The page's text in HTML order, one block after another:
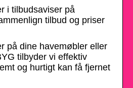
i tilbudsaviser på
tilbud og priser
på dine havemøbler eller
tilbyder vi effektiv
og hurtigt kan få fjernet